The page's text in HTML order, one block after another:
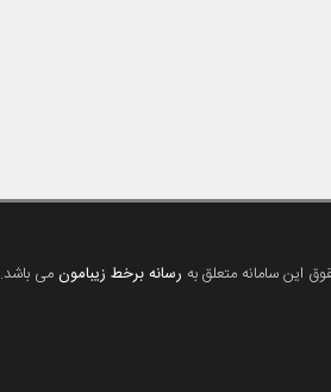
این سامانه متعلق به رسانه برخط زیبامونمی باشد.